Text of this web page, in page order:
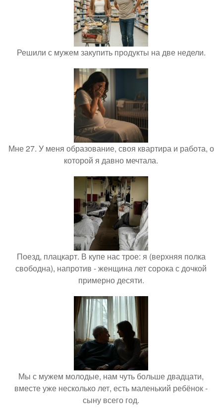
Решили с мужем закупить продукты на две недели.
Мне 27. У меня образование, своя квартира и работа, о
которой я давно мечтала.
Поезд, плацкарт. В купе нас трое: я (верхняя полка
свободна), напротив - женщина лет сорока с дочкой
примерно десяти.
Мы с мужем молодые, нам чуть больше двадцати,
вместе уже несколько лет, есть маленький ребёнок -
сыну всего год.